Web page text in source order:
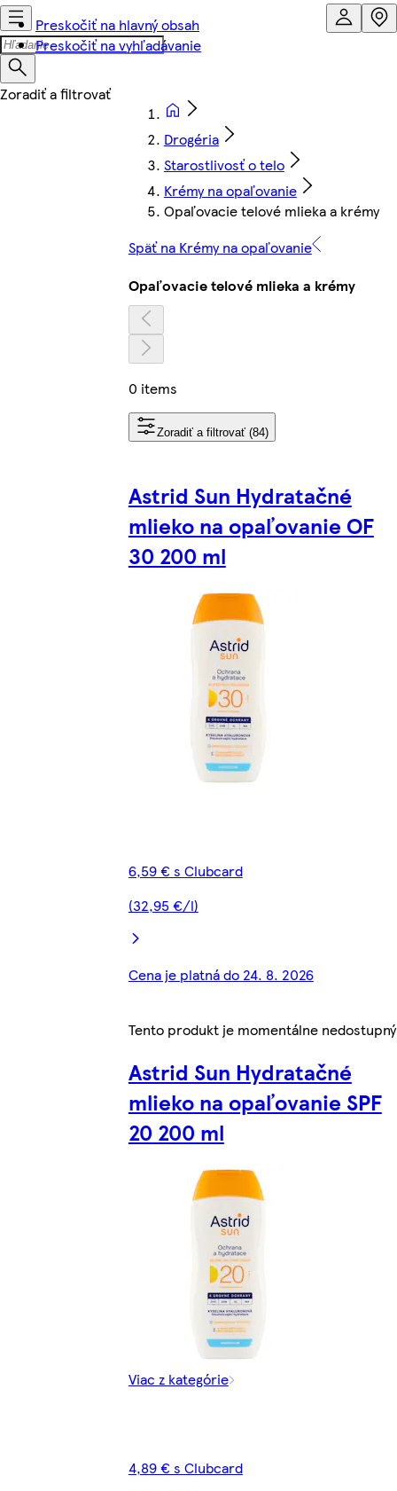
Preskočiť na hlavný obsah
Preskočiť na vyhľadávanie
Drogéria
Starostlivosť o telo
Krémy na opaľovanie
Opaľovacie telové mlieka a krémy
Späť na Krémy na opaľovanie
Opaľovacie telové mlieka a krémy
0 items
Zoradiť a filtrovať (84)
Astrid Sun Hydratačné
mlieko na opaľovanie OF
30 200 ml
6,59 € s Clubcard
(32,95 €/l)
Cena je platná do 24. 8. 2026
Tento produkt je momentálne nedostupný
Astrid Sun Hydratačné
mlieko na opaľovanie SPF
20 200 ml
Viac z kategórie
4,89 € s Clubcard